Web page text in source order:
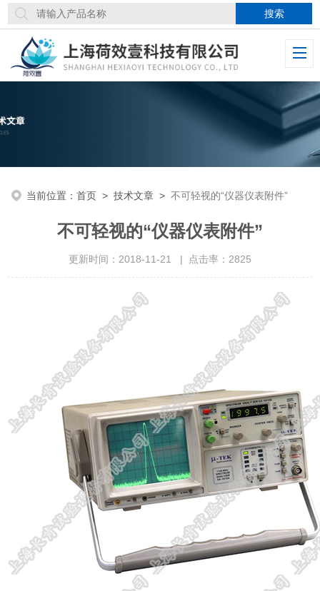
当前位置：首页 >技术文章 >不可轻视的“仪器仪表附件”
不可轻视的“仪器仪表附件”
更新时间：2018-11-21 | 点击率：2825